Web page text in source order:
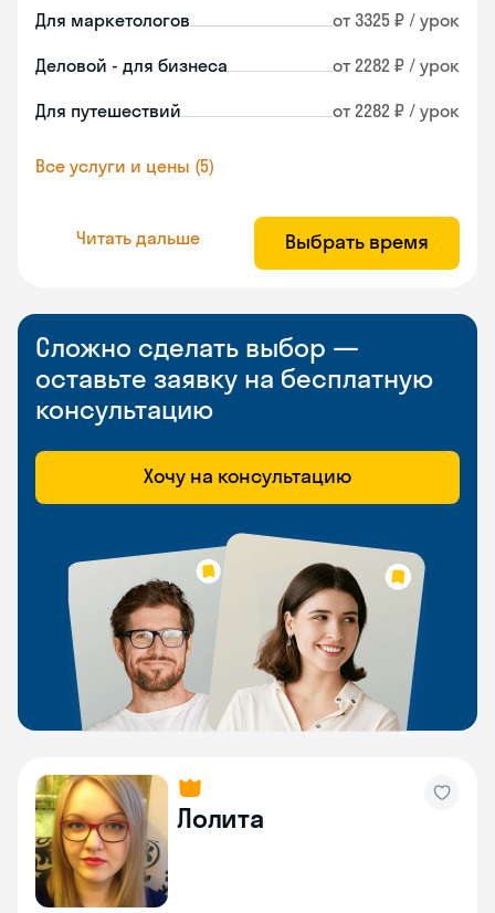
Для маркетологов от 3325 ₽ / урок
Деловой - для бизнеса от 2282 ₽ / урок
Для путешествий от 2282 ₽ / урок
Все услуги и цены (5)
Читать дальше Выбрать время
Сложно сделать выбор —
оставьте заявку на бесплатную
консультацию
Хочу на консультацию
Лолита